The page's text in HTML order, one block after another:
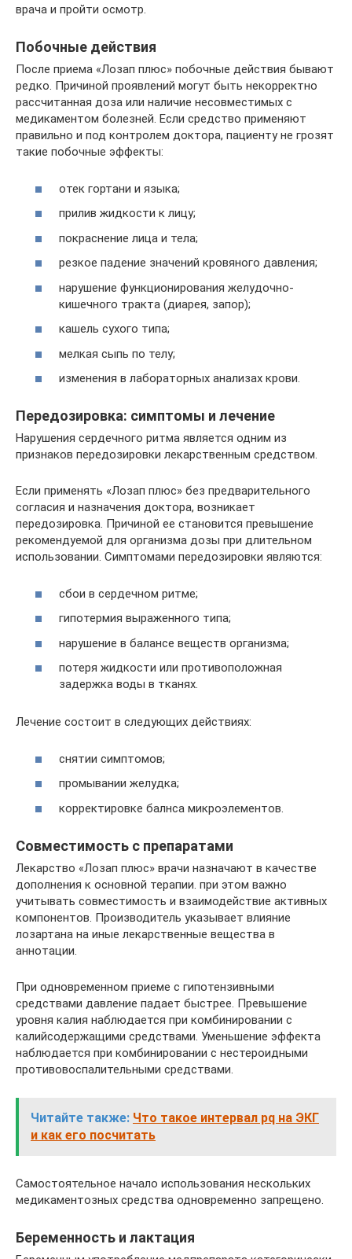
врача и пройти осмотр.
Побочные действия
После приема «Лозап плюс» побочные действия бывают
редко. Причиной проявлений могут быть некорректно
рассчитанная доза или наличие несовместимых с
медикаментом болезней. Если средство применяют
правильно и под контролем доктора, пациенту не грозят
такие побочные эффекты:
отек гортани и языка;
прилив жидкости к лицу;
покраснение лица и тела;
резкое падение значений кровяного давления;
нарушение функционирования желудочно-
кишечного тракта (диарея, запор);
кашель сухого типа;
мелкая сыпь по телу;
изменения в лабораторных анализах крови.
Передозировка: симптомы и лечение
Нарушения сердечного ритма является одним из
признаков передозировки лекарственным средством.
Если применять «Лозап плюс» без предварительного
согласия и назначения доктора, возникает
передозировка. Причиной ее становится превышение
рекомендуемой для организма дозы при длительном
использовании. Симптомами передозировки являются:
сбои в сердечном ритме;
гипотермия выраженного типа;
нарушение в балансе веществ организма;
потеря жидкости или противоположная
задержка воды в тканях.
Лечение состоит в следующих действиях:
снятии симптомов;
промывании желудка;
корректировке балнса микроэлементов.
Совместимость с препаратами
Лекарство «Лозап плюс» врачи назначают в качестве
дополнения к основной терапии. при этом важно
учитывать совместимость и взаимодействие активных
компонентов. Производитель указывает влияние
лозартана на иные лекарственные вещества в
аннотации.
При одновременном приеме с гипотензивными
средствами давление падает быстрее. Превышение
уровня калия наблюдается при комбинировании с
калийсодержащими средствами. Уменьшение эффекта
наблюдается при комбинировании с нестероидными
противовоспалительными средствами.
Читайте также: Что такое интервал pq на ЭКГ
и как его посчитать
Самостоятельное начало использования нескольких
медикаментозных средства одновременно запрещено.
Беременность и лактация